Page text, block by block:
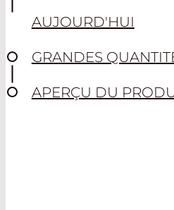
AUJOURD'HUI
GRANDES
APERÇU DU